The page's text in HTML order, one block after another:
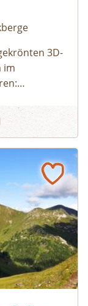
3D-
im
Flora!
der Zeit